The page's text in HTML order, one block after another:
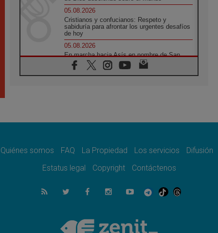
05.08.2026
Cristianos y confucianos: Respeto y
sabiduría para afrontar los urgentes desafíos
de hoy
05.08.2026
En marcha hacia Asís en nombre de San
Francisco, a la espera de León
05.08.2026
quienes bendicen la guerra
Ucrania: Ataque masivo en Kyiv durante la
05.08.2026
Colombo: "La visita del Papa a Argentina
05.08.2026
Iglesia en Uruguay: la visita del Papa
Quiénes somos FAQ La Propiedad Los servicios
Difusión
Estatus legal
Copyright Contáctenos